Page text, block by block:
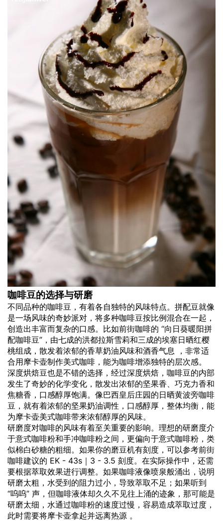
咖啡豆的选择与研磨
不同品种的咖啡豆，有着各自独特的风味特点。拼配豆就像
是一场风味的奇妙派对，将多种咖啡豆按比例混合在一起，
创造出丰富而复杂的口感。比如前街咖啡的 “向日葵暖阳拼
配咖啡豆”，由七成的洪都拉斯雪莉和三成的埃塞日晒红樱
桃组成，散发着浓郁的香草奶油风味和酒香气息 ，非常适
合用摩卡壶制作美式咖啡，能为咖啡增添独特的层次感。
深度烘焙豆也是不错的选择，经过深度烘焙，咖啡豆的内部
发生了奇妙的化学变化，散发出浓郁的坚果香、巧克力香和
焦糖香，口感醇厚饱满。像巴西皇后庄园的日晒黄波旁咖啡
豆，就有着浓郁的坚果奶油调性，口感醇厚，整体均衡，能
为摩卡壶美式咖啡带来浓郁醇厚的风味。
研磨度对咖啡的风味有着至关重要的影响。理想的研磨度介
于意式咖啡粉和手冲咖啡粉之间，更偏向于意式咖啡粉，类
似棉白砂糖的粗细。如果你的磨豆机有刻度，可以参考前街
咖啡建议的 EK - 43s｜3 - 3.5 刻度。在实际操作中，还需
要根据萃取效果进行调整。如果咖啡液像喷泉般涌出，说明
研磨太粗，水受到的阻力过小，导致萃取不足；如果听到
“呜呜” 声，但咖啡液体却久久不见往上涌的迹象，那可能是
研磨太细，水通过咖啡粉的速度过慢，容易造成萃取过度，
此时需要将摩卡壶拿起并远离热源 。